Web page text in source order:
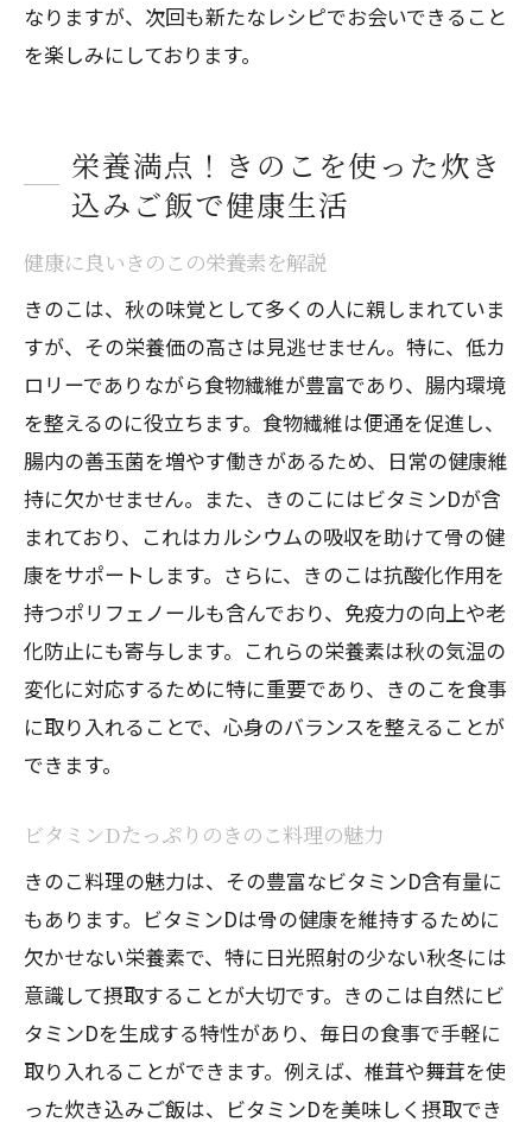
なりますが、次回も新たなレシピでお会いできること
を楽しみにしております。
栄養満点！きのこを使った炊き
込みご飯で健康生活
健康に良いきのこの栄養素を解説
きのこは、秋の味覚として多くの人に親しまれていま
すが、その栄養価の高さは見逃せません。特に、低カ
ロリーでありながら食物繊維が豊富であり、腸内環境
を整えるのに役立ちます。食物繊維は便通を促進し、
腸内の善玉菌を増やす働きがあるため、日常の健康維
持に欠かせません。また、きのこにはビタミンDが含
まれており、これはカルシウムの吸収を助けて骨の健
康をサポートします。さらに、きのこは抗酸化作用を
持つポリフェノールも含んでおり、免疫力の向上や老
化防止にも寄与します。これらの栄養素は秋の気温の
変化に対応するために特に重要であり、きのこを食事
に取り入れることで、心身のバランスを整えることが
できます。
ビタミンDたっぷりのきのこ料理の魅力
きのこ料理の魅力は、その豊富なビタミンD含有量に
もあります。ビタミンDは骨の健康を維持するために
欠かせない栄養素で、特に日光照射の少ない秋冬には
意識して摂取することが大切です。きのこは自然にビ
タミンDを生成する特性があり、毎日の食事で手軽に
取り入れることができます。例えば、椎茸や舞茸を使
った炊き込みご飯は、ビタミンDを美味しく摂取でき